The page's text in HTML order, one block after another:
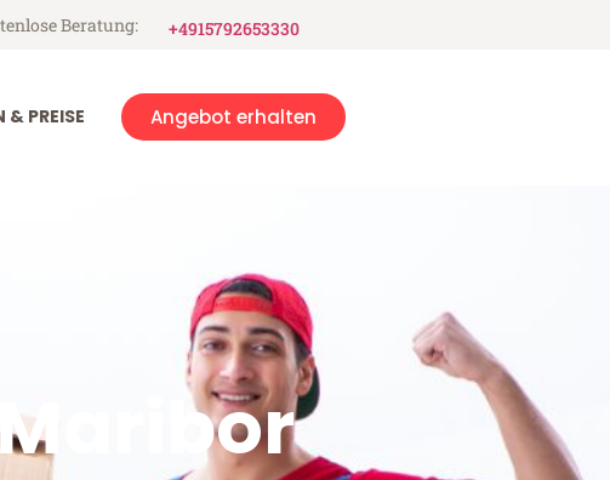
Beratung: +4915792653330
& PREISE Angebot erhalten